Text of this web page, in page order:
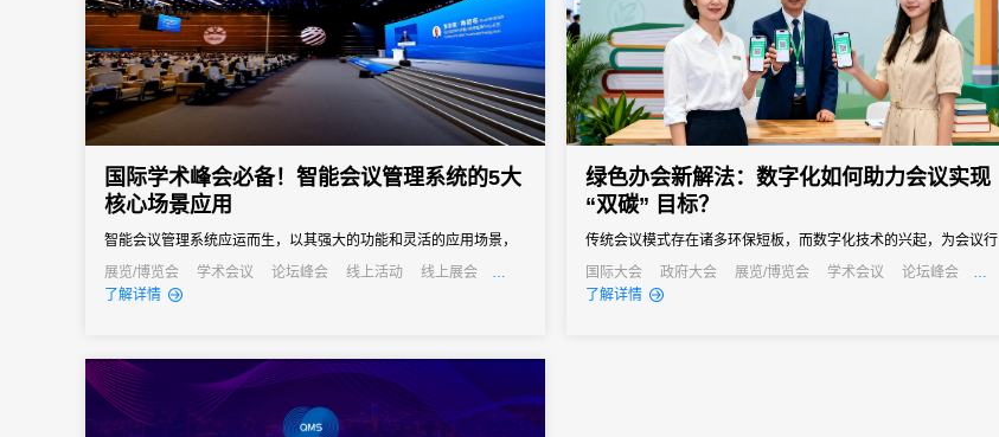
国际学术峰会必备！智能会议管理系统的5大
核心场景应用
智能会议管理系统应运而生，以其强大的功能和灵活的应用场景，
成为国际学术峰会不可或缺的得力助手。
展览/博览会 学术会议 论坛峰会 线上活动
线上展会
发布会
培训会
了解详情
绿色办会新解法：数字化如何助力会议实现
“双碳” 目标？
传统会议模式存在诸多环保短板，而数字化技术的兴起，为会议行
业实现绿色转型、达成“双碳”目标提供了新的解法。
国际大会 政府大会 展览/博览会 学术会议
论坛峰会
线上活动
线上展会
了解详情